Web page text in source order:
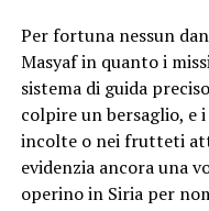
Per fortuna nessun
Masyaf in quanto i
sistema di guida
colpire un bersaglio, e
incolte o nei frutteti
evidenzia ancora una
operino in Siria per